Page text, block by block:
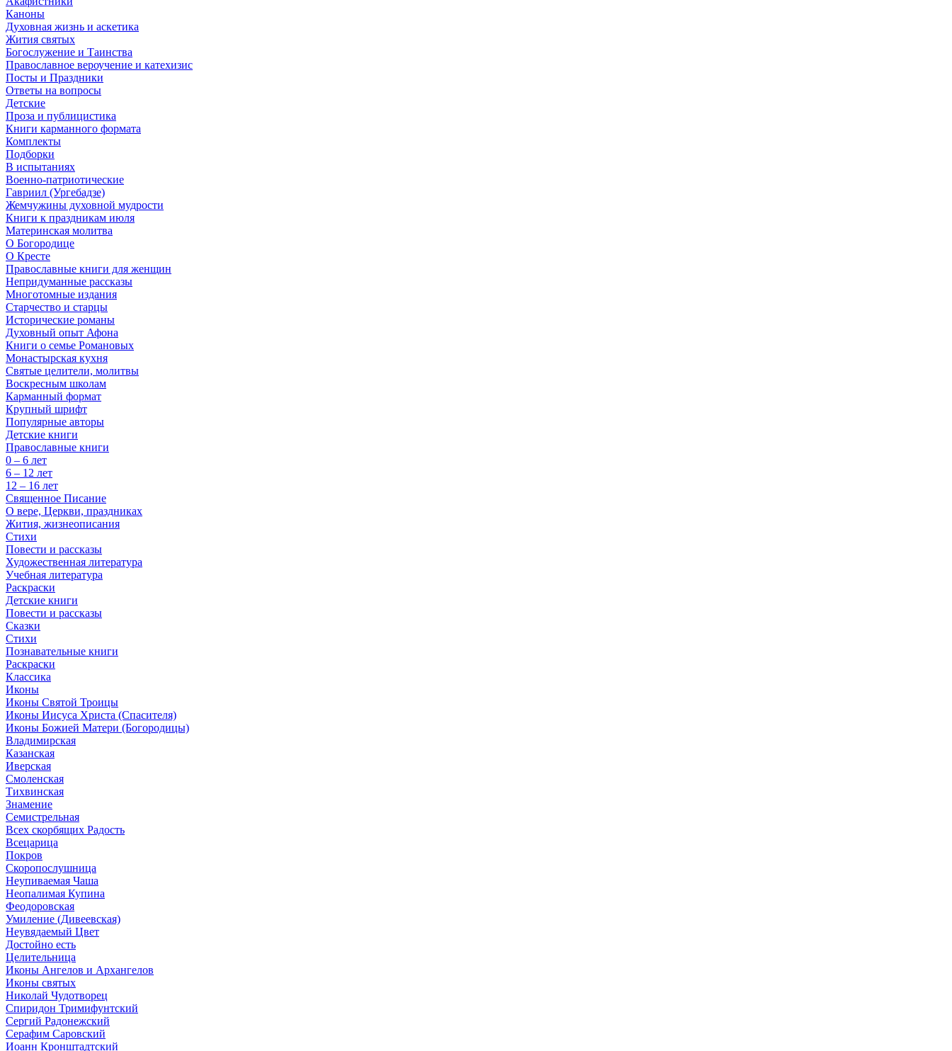
Каноны
Духовная жизнь и аскетика
Жития святых
Богослужение и Таинства
Православное вероучение и катехизис
Посты и Праздники
Ответы на вопросы
Детские
Проза и публицистика
Книги карманного формата
Комплекты
Подборки
В испытаниях
Военно-патриотические
Гавриил (Ургебадзе)
Жемчужины духовной мудрости
Книги к праздникам июля
Материнская молитва
О Богородице
О Кресте
Православные книги для женщин
Непридуманные рассказы
Многотомные издания
Старчество и старцы
Исторические романы
Духовный опыт Афона
Книги о семье Романовых
Монастырская кухня
Святые целители, молитвы
Воскресным школам
Карманный формат
Крупный шрифт
Популярные авторы
Детские книги
Православные книги
0 – 6 лет
6 – 12 лет
12 – 16 лет
Священное Писание
О вере, Церкви, праздниках
Жития, жизнеописания
Стихи
Повести и рассказы
Художественная литература
Учебная литература
Раскраски
Детские книги
Повести и рассказы
Сказки
Стихи
Познавательные книги
Раскраски
Классика
Иконы
Иконы Святой Троицы
Иконы Иисуса Христа (Спасителя)
Иконы Божией Матери (Богородицы)
Владимирская
Казанская
Иверская
Смоленская
Тихвинская
Знамение
Семистрельная
Всех скорбящих Радость
Всецарица
Покров
Скоропослушница
Неупиваемая Чаша
Неопалимая Купина
Феодоровская
Умиление (Дивеевская)
Неувядаемый Цвет
Достойно есть
Целительница
Иконы Ангелов и Архангелов
Иконы святых
Николай Чудотворец
Спиридон Тримифунтский
Сергий Радонежский
Серафим Саровский
Иоанн Кронштадтский